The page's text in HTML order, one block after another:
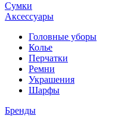
Сумки
Аксессуары
Головные уборы
Колье
Перчатки
Ремни
Украшения
Шарфы
Бренды